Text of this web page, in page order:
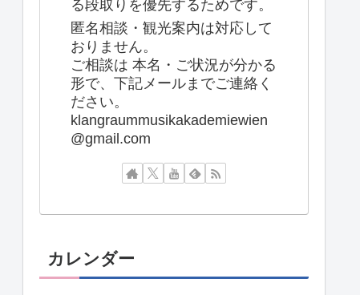
る段取りを優先するためです。
匿名相談・観光案内は対応して
おりません。
ご相談は 本名・ご状況が分かる
形で、下記メールまでご連絡く
ださい。
klangraummusikakademiewien
@gmail.com
カレンダー